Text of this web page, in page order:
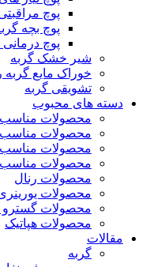
پوچ
پوچ بچه
پوچ درمانی
شیر خشک گربه
خوراک مایع گربه
تشویقی گربه
دسته های محبوب
محصولات مناسب
محصولات مناسب
محصولات مناسب
محصولات
محصولات رنال
محصولات
محصولات گسترو
محصولات هپاتیک
مقالات
گربه